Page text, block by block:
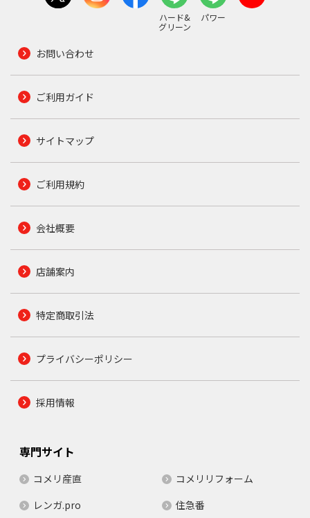
ハード&
グリーン
パワー
お問い合わせ
ご利用ガイド
サイトマップ
ご利用規約
会社概要
店舗案内
特定商取引法
プライバシーポリシー
採用情報
専門サイト
コメリ産直
コメリリフォーム
レンガ.pro
住急番